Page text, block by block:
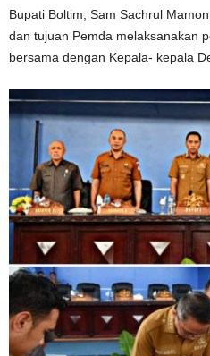
Bupati Boltim, Sam Sachrul
dan tujuan Pemda melaksanakan
bersama dengan Kepala- kepala